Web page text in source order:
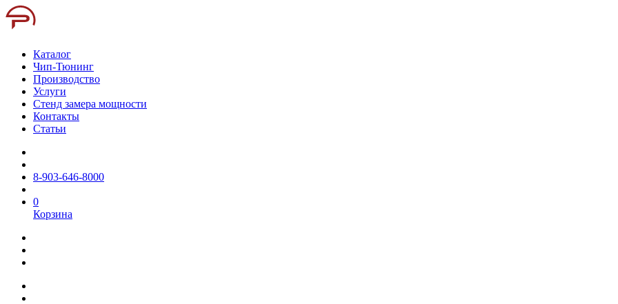
Каталог
Чип-Тюнинг
Производство
Услуги
Стенд замера мощности
Контакты
Статьи
8-903-646-8000
0
Корзина